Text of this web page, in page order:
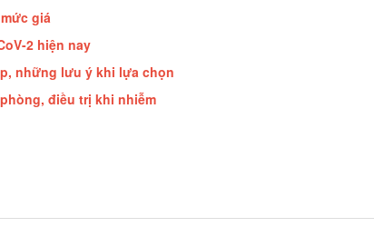
giá
2 hiện nay
những lưu ý khi lựa chọn
điều trị khi nhiễm